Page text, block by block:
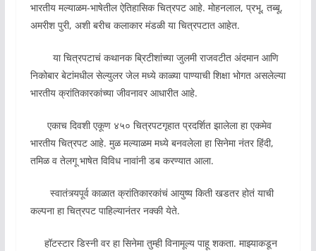
भारतीय मल्याळम-भाषेतील ऐतिहासिक चित्रपट आहे. मोहनलाल, प्रभू, तब्बू,
अमरीश पुरी, अशी बरीच कलाकार मंडळी या चित्रपटात आहेत.
या चित्रपटाचं कथानक ब्रिटीशांच्या जुलमी राजवटीत अंदमान आणि
निकोबार बेटांमधील सेल्युलर जेल मध्ये काळ्या पाण्याची शिक्षा भोगत असलेल्या
भारतीय क्रांतिकारकांच्या जीवनावर आधारीत आहे.
एकाच दिवशी एकूण ४५० चित्रपटगृहात प्रदर्शित झालेला हा एकमेव
भारतीय चित्रपट आहे. मुळ मल्याळम मध्ये बनवलेला हा सिनेमा नंतर हिंदी,
तमिळ व तेलगू भाषेत विविध नावांनी डब करण्यात आला.
स्वातंत्र्यपूर्व काळात क्रांतिकारकांचं आयुष्य किती खडतर होतं याची
कल्पना हा चित्रपट पाहिल्यानंतर नक्की येते.
हॉटस्टार डिस्नी वर हा सिनेमा तुम्ही विनामूल्य पाहू शकता. माझ्याकडून